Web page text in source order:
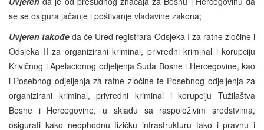
se se osigura jačanje i poštivanje vladavine zakona;
Uvjeren takođeda će Ured registrara Odsjeka I za ratne zločine i
Odsjeka II za organizirani kriminal, privredni kriminal i korupciju
Krivičnog i Apelacionog odjeljenja Suda Bosne i Hercegovine, kao
i Posebnog odjeljenja za ratne zločine te Posebnog odjeljenja za
organizirani kriminal, privredni kriminal i korupciju Tužilaštva
Bosne i Hercegovine, u skladu sa raspoloživim sredstvima,
osigurati kako neophodnu fizičku infrastrukturu tako i pravnu i